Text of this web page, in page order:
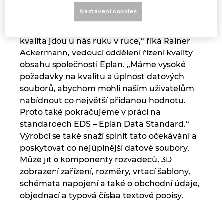
sad zařízení znamenají obrovskou
kvalita jdou u nás ruku v ruce,“ říká Rainer
Ackermann, vedoucí oddělení řízení kvality
obsahu společnosti Eplan. „Máme vysoké
požadavky na kvalitu a úplnost datových
souborů, abychom mohli našim uživatelům
nabídnout co největší přidanou hodnotu.
Proto také pokračujeme v práci na
standardech EDS – Eplan Data Standard.“
Výrobci se také snaží splnit tato očekávání a
poskytovat co nejúplnější datové soubory.
Může jít o komponenty rozváděčů, 3D
zobrazení zařízení, rozměry, vrtací šablony,
schémata napojení a také o obchodní údaje,
objednací a typová číslaa textové popisy.
Izrael
Japonsko
Jihoafrická republika
Jižní Korea
Kanada
Kolumbie
Litva
Nastavení cookies